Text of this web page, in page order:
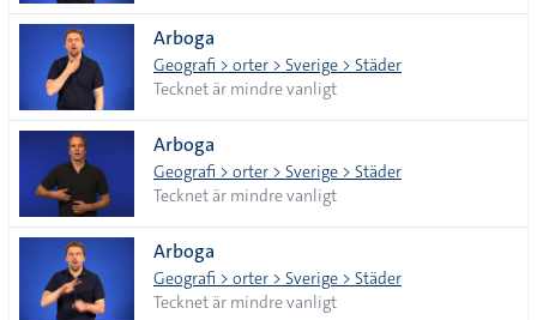
Arboga
Geografi > orter > Sverige > Städer
Tecknet är mindre vanligt
Arboga
Geografi > orter > Sverige > Städer
Tecknet är mindre vanligt
Arboga
Geografi > orter > Sverige > Städer
Tecknet är mindre vanligt